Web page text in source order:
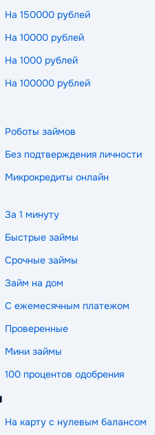
На 150000 рублей
На 10000 рублей
На 1000 рублей
На 100000 рублей
Роботы займов
Без подтверждения личности
Микрокредиты онлайн
За 1 минуту
Быстрые займы
Срочные займы
Займ на дом
С ежемесячным платежом
Проверенные
Мини займы
100 процентов одобрения
На карту с нулевым балансом